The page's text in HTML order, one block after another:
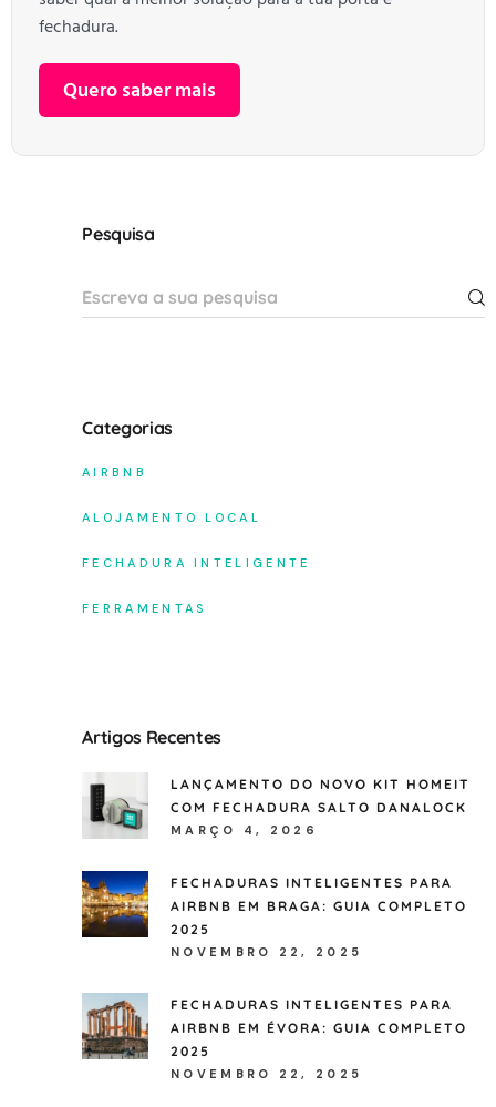
fechadura.
Quero saber mais
Pesquisa
Categorias
AIRBNB
ALOJAMENTO LOCAL
FECHADURA INTELIGENTE
FERRAMENTAS
Artigos Recentes
LANÇAMENTO DO NOVO KIT HOMEIT
COM FECHADURA SALTO DANALOCK
MARÇO 4, 2026
FECHADURAS INTELIGENTES PARA
AIRBNB EM BRAGA: GUIA COMPLETO
2025
NOVEMBRO 22, 2025
FECHADURAS INTELIGENTES PARA
AIRBNB EM ÉVORA: GUIA COMPLETO
2025
NOVEMBRO 22, 2025